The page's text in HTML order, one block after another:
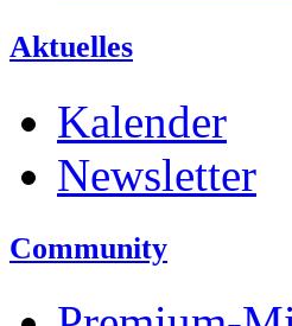
Aktuelles
Kalender
Newsletter
Community